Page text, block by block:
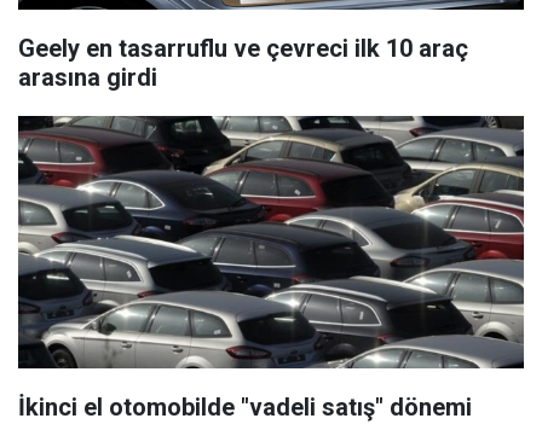
Geely en tasarruflu ve çevreci ilk 10 araç
arasına girdi
İkinci el otomobilde "vadeli satış" dönemi